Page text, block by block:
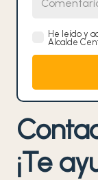
He leído y
Alcalde
¡Te